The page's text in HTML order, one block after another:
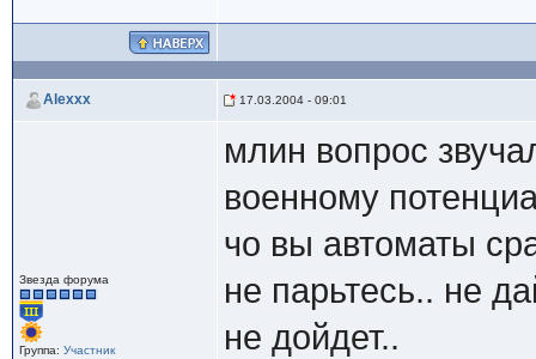
Alexxx 17.03.2004 - 09:01
Звезда форума
Группа: Участник
млин вопрос
военному
чо вы автоматы
не парьтесь.. не
не дойдет..